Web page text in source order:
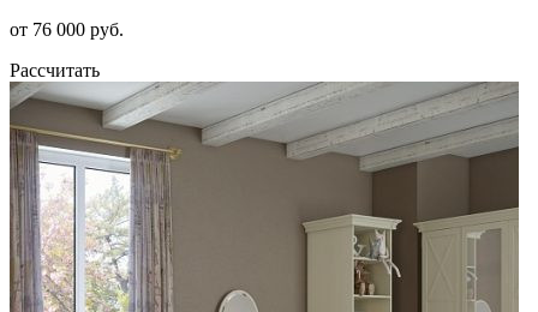
от 76 000 руб.
Рассчитать